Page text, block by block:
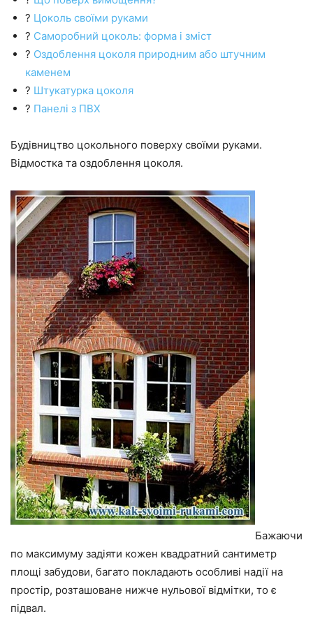
? Цоколь своїми руками
? Саморобний цоколь: форма і зміст
? Оздоблення цоколя природним або штучним
каменем
? Штукатурка цоколя
? Панелі з ПВХ
Будівництво цокольного поверху своїми руками.
Відмостка та оздоблення цоколя.
Бажаючи
по максимуму задіяти кожен квадратний сантиметр
площі забудови, багато покладають особливі надії на
простір, розташоване нижче нульової відмітки, то є
підвал.